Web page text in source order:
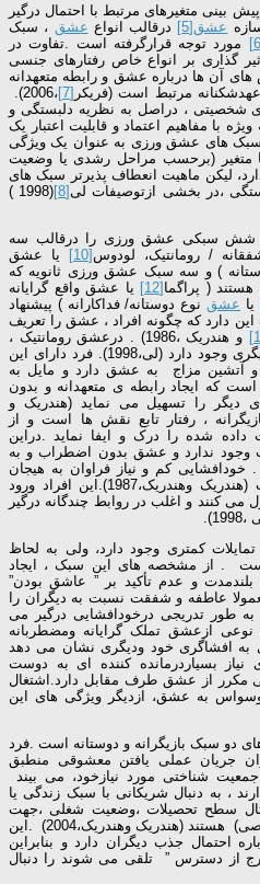
بینی متغیرهای مرتبط با احتمال درگیر
عشق[5] درقالب انواع عشق ، سبک
مورد توجه قرارگرفته است .تفاوت در
گذاری بر انواع خاص رفتارهای جنسی
های آن ها درباره عشق و رابطه متعهدانه
مرتبط است (فریکر [7]
،2006).
شخصیتی ، دراصل به نظریه دلبستگی و
با مفاهیم اعتماد و قابلیت اعتبار یک
سبک های عشق ورزی به عنوان یک ویژگی
متغیر (برحسب مراحل رشدی یا وضعیت
لیکن ماهیت انعطاف پذیرتر سبک های
،در بخشی ازتوصیفات لی[8]
(1998 )
نقل از لی،1998) مدل شش سبکی عشق ورزی را درقالب سه
/ رومانتیک، لودوس[10]
یا عشق
) و سه سبک عشق ورزی ثانویه که
( پراگما[12]
یا عشق واقع گرایانه
یا عشق نوع دوستانه/ فداکارانه ) پیشنهاد
دارد که چگونه افراد ، عشق را تعریف
و هندریک ،1986) . درعشق رومانتیک ،
کشش هیجانی وفیزیکی شدیدی به دیگری وجود دارد (لی،1998). فرد دارای این
مزاج به عشق دارد و مایل به
که ایجاد رابطه ی متعهدانه و بدون
دیگر را تسهیل می نماید (هندریک و
بازیگرانه ، رفتار تابع نقش ها است و از
شده را درک و ایفا نماید .دراین
وجود ندارد و عشق بدون اضطراب و به
کم و نیاز فراوان به هیجان
ازدیگر مشخصه های این سبک است (هندریک وهندریک،1987).این افراد ورود
می کنند و اغلب در روابط چندگانه درگیر
کمتری وجود دارد، ولی به لحاظ
. از مشخصه های این سبک ، ایجاد
بلندمدت و عدم تأکید بر ” عاشق بودن”
عاطفه و شفقت نسبت به دیگران را
طور تدریجی درخودافشایی درگیر می
، نوعی ازعشق تملک گرایانه ومضطربانه
به افشاگری خود ودیگری نشان می دهد
چنین فردی نیاز بسیاردرمانده کننده ای به دوست
مکرر از عشق طرف مقابل دارد.اشتغال
به عشق، ازدیگر ویژگی های این
دو سبک بازیگرانه و دوستانه است .فرد
جریان عملی یافتن معشوقی منطبق
شناختی مورد نیازخود، می بیند
دارند ، به دنبال شریکانی با سبک زندگی یا
سطح تحصیلات ،وضعیت شغلی ،جهت
گیری جنسی ومذهبی ، نژاد و سن خاصی) هستند (هندریک وهندریک،2004) .این
احتمال جذب دیگران دارد و بنابراین
از دسترس ” تلقی می شوند را دنبال